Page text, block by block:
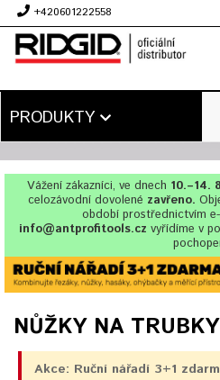
+420601222558
PRODUKTY
Vážení zákazníci, ve dnech 10.–14.
celozávodní dovolené zavřeno.
období prostřednictvím
info@antprofitools.cz vyřídíme v
NŮŽKY NA TRUBKY
Akce: Ruční nářadí 3+1